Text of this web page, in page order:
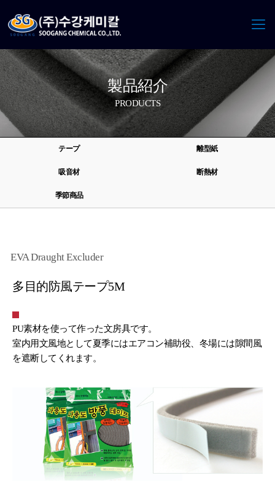
製品紹介
PRODUCTS
テープ 離型紙
吸音材 断熱材
季節商品
EVA Draught Excluder
多目的防風テープ5M
PU素材を使って作った文房具です。
室内用文風地として夏季にはエアコン補助役、冬場には隙間風
を遮断してくれます。